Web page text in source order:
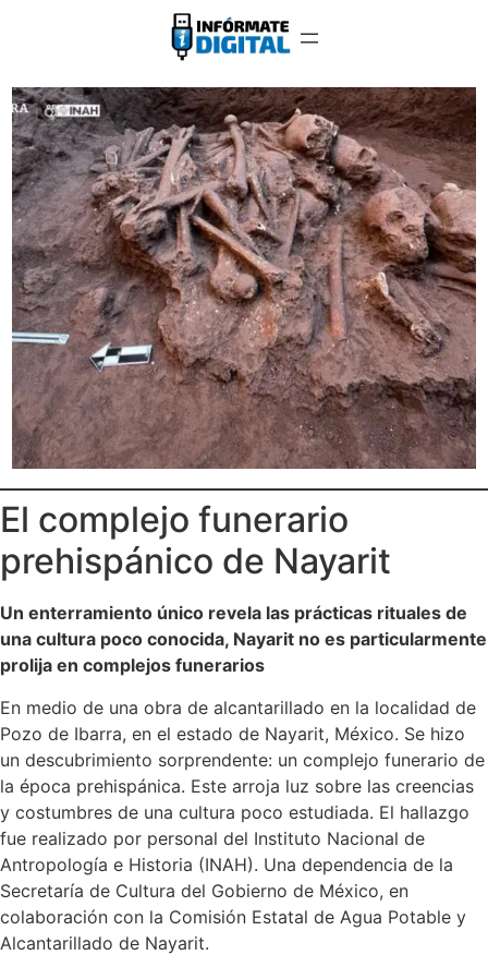
El complejo funerario
prehispánico de Nayarit
Un enterramiento único revela las prácticas rituales de
una cultura poco conocida, Nayarit no es particularmente
prolija en complejos funerarios
En medio de una obra de alcantarillado en la localidad de
Pozo de Ibarra, en el estado de Nayarit, México. Se hizo
un descubrimiento sorprendente: un complejo funerario de
la época prehispánica. Este arroja luz sobre las creencias
y costumbres de una cultura poco estudiada. El hallazgo
fue realizado por personal del Instituto Nacional de
Antropología e Historia (INAH). Una dependencia de la
Secretaría de Cultura del Gobierno de México, en
colaboración con la Comisión Estatal de Agua Potable y
Alcantarillado de Nayarit.